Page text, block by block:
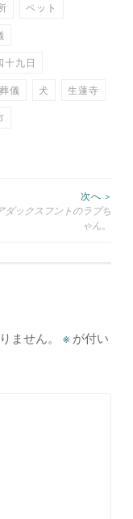
ペット
十九日
儀 犬 生蓮寺
次へ >
ダックスフントのラブち
ゃん。
ません。 ※ が付い